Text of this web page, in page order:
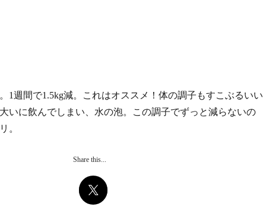
1週間で1.5kg減。これはオススメ！体の調子もすこぶるいい
いに飲んでしまい、水の泡。この調子でずっと減らないの
。
Share this...